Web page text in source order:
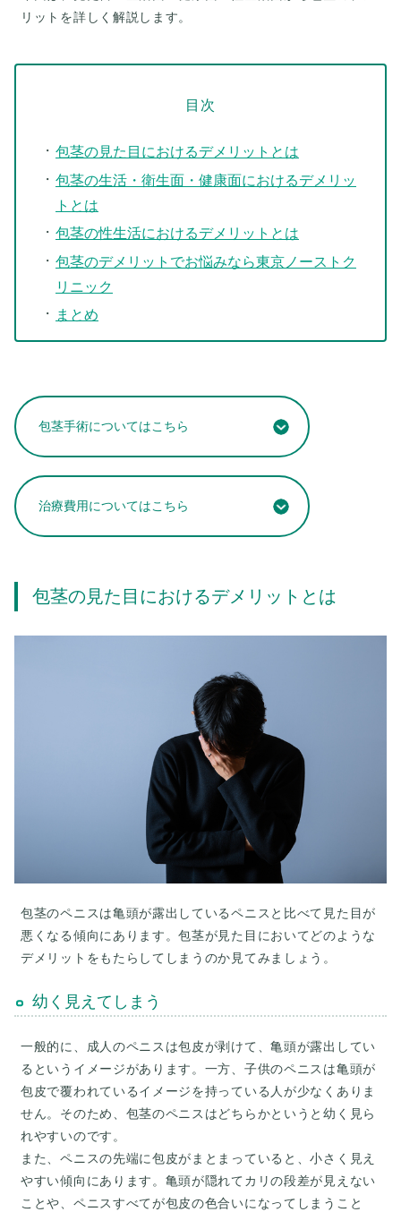
目次
包茎の見た目におけるデメリットとは
包茎の生活・衛生面・健康面におけるデメリッ
トとは
包茎の性生活におけるデメリットとは
包茎のデメリットでお悩みなら東京ノーストク
リニック
まとめ
包茎手術についてはこちら
治療費用についてはこちら
包茎の見た目におけるデメリットとは
包茎のペニスは亀頭が露出しているペニスと比べて見た目が
悪くなる傾向にあります。包茎が見た目においてどのような
デメリットをもたらしてしまうのか見てみましょう。
幼く見えてしまう
一般的に、成人のペニスは包皮が剥けて、亀頭が露出してい
るというイメージがあります。一方、子供のペニスは亀頭が
包皮で覆われているイメージを持っている人が少なくありま
せん。そのため、包茎のペニスはどちらかというと幼く見ら
れやすいのです。
また、ペニスの先端に包皮がまとまっていると、小さく見え
やすい傾向にあります。亀頭が隠れてカリの段差が見えない
ことや、ペニスすべてが包皮の色合いになってしまうこと